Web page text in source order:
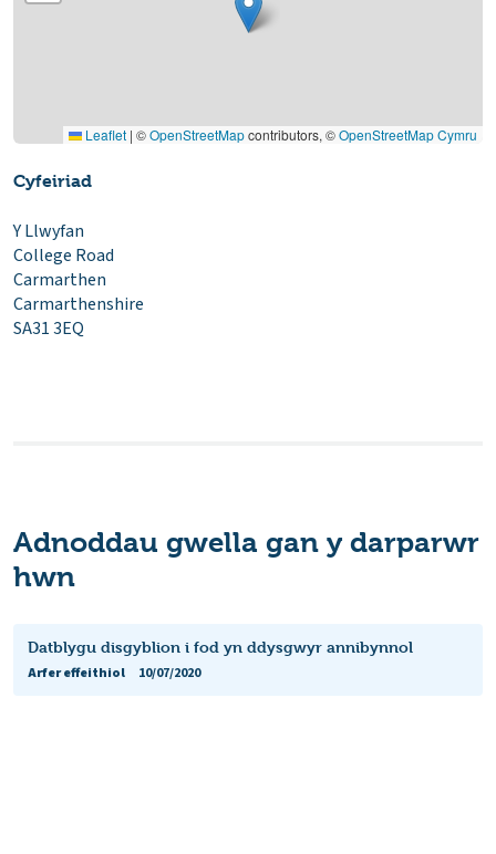
Leaflet | ©OpenStreetMapcontributors, ©OpenStreetMap Cymru
Cyfeiriad
Y Llwyfan
College Road
Carmarthen
Carmarthenshire
SA31 3EQ
Adnoddau gwella gan y darparwr
hwn
Datblygu disgyblion i fod yn ddysgwyr annibynnol
Arfer effeithiol
10/07/2020